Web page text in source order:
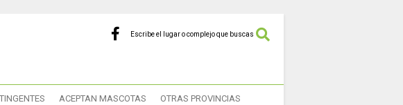
Escribe el lugar o complejo que buscas
ACEPTAN MASCOTAS OTRAS PROVINCIAS